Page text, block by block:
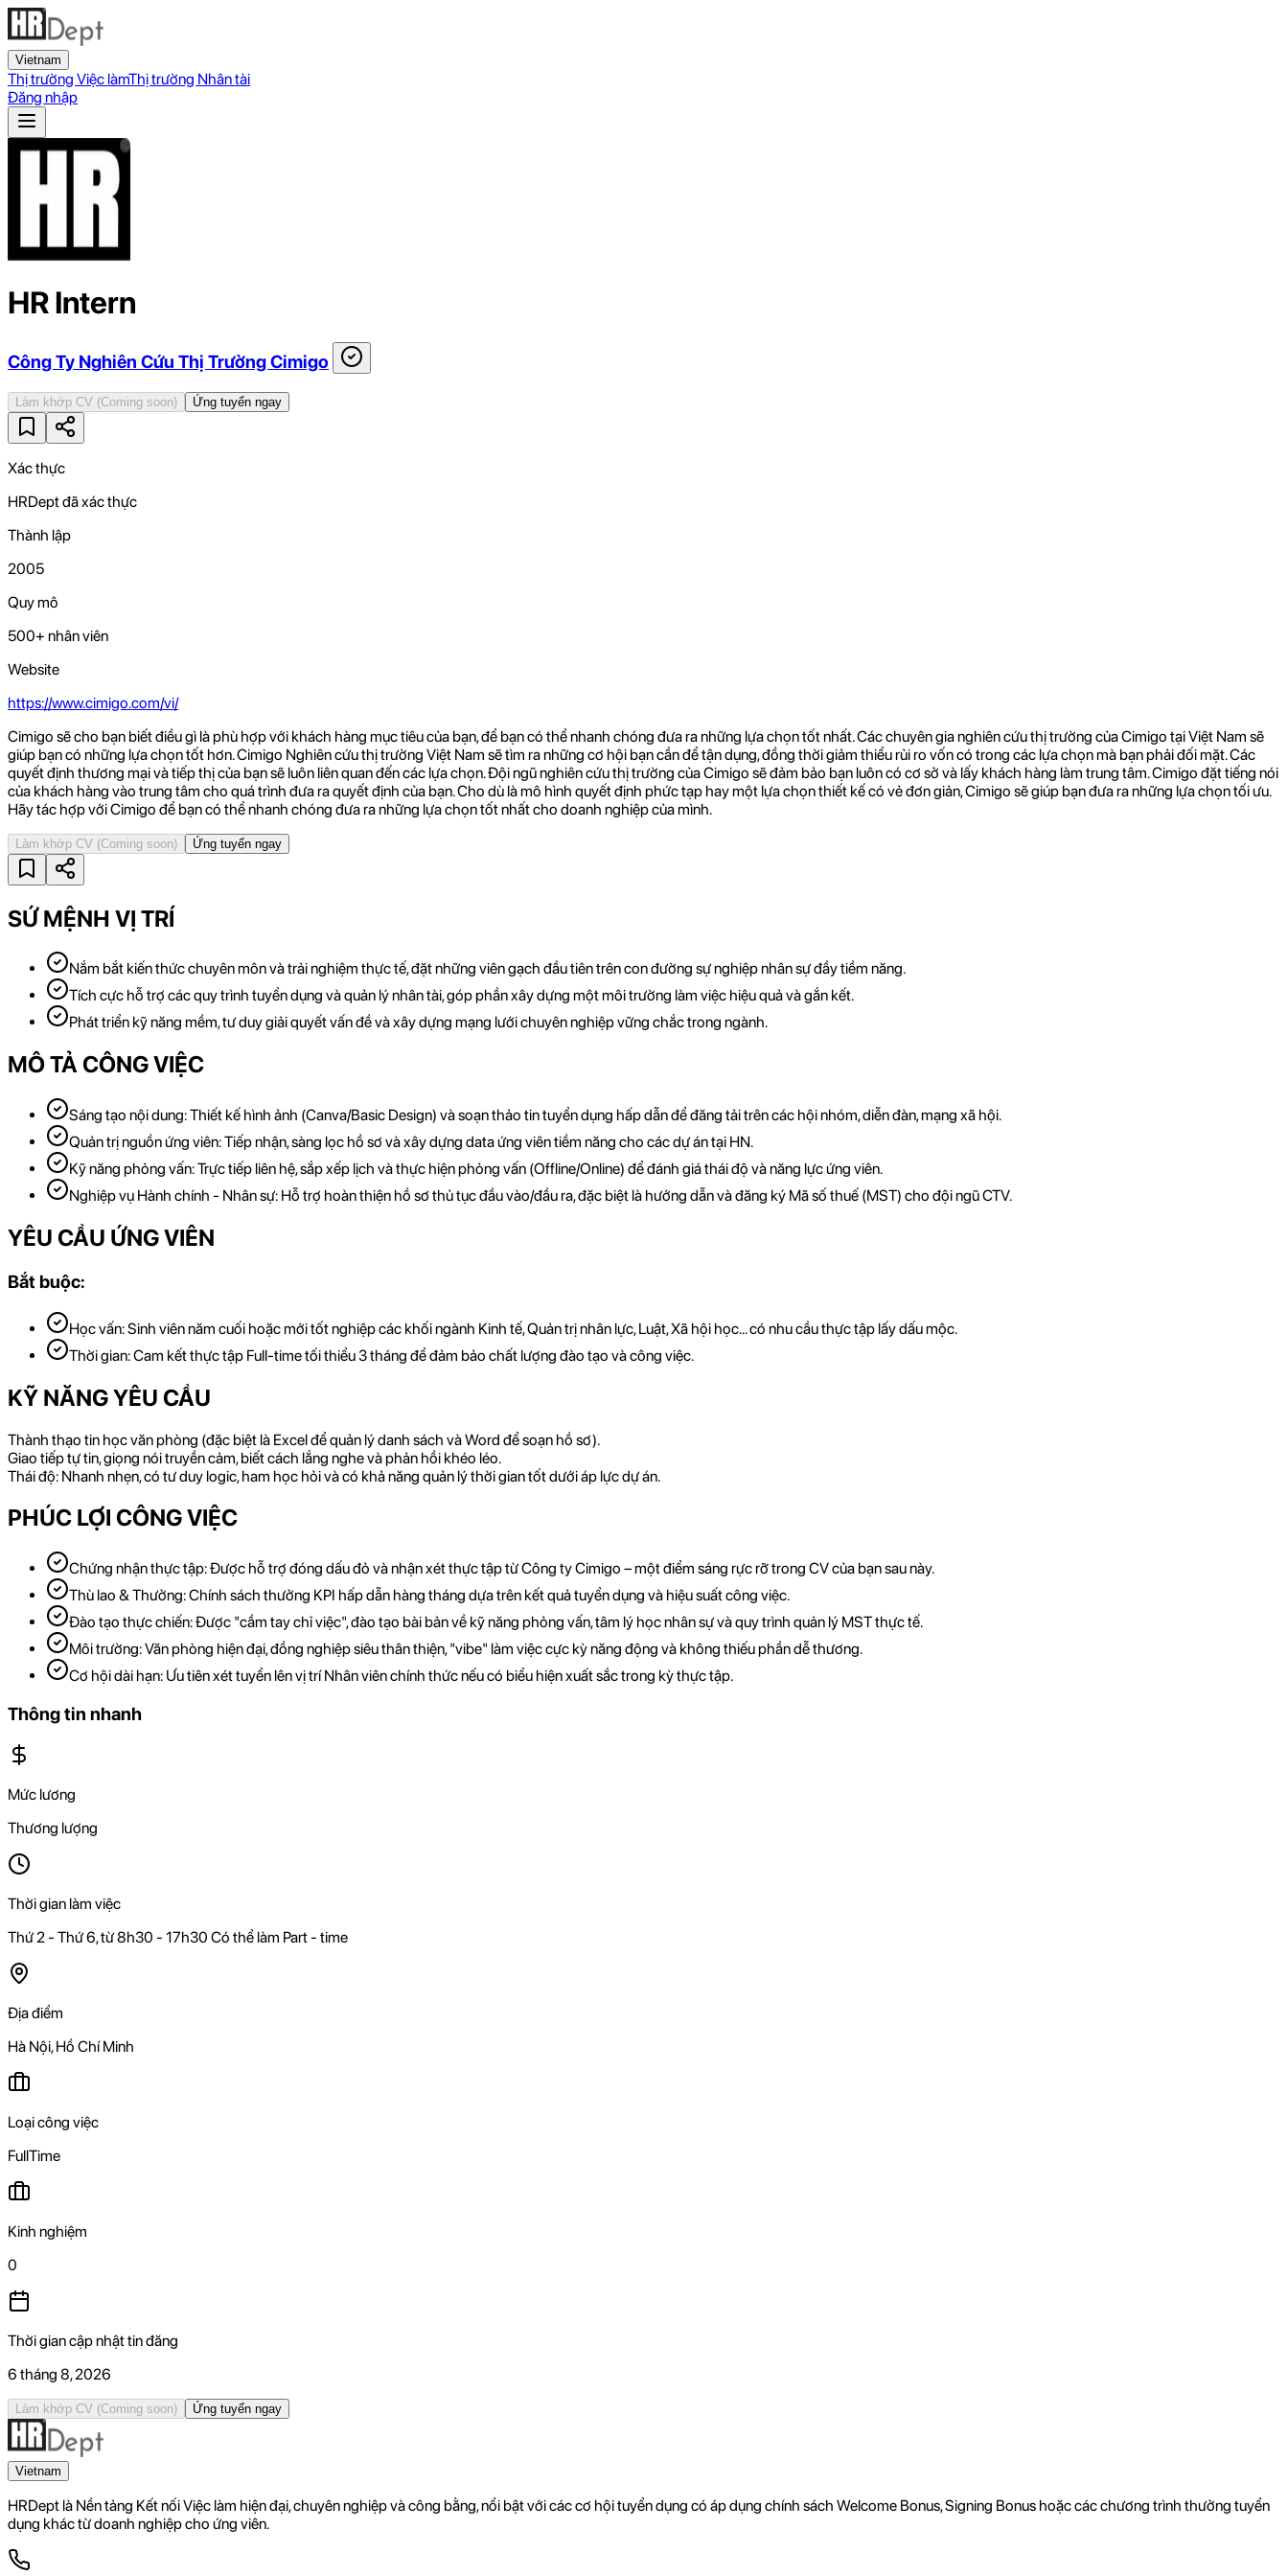
Vietnam
Thị trường Việc làmThị trường Nhân tài
Đăng nhập
HR Intern
Công Ty Nghiên Cứu Thị Trường Cimigo
Làm khớp CV (Coming soon) Ứng tuyển ngay
Xác thực
HRDept đã xác thực
Thành lập
2005
Quy mô
500+ nhân viên
Website
https://www.cimigo.com/vi/
Cimigo sẽ cho bạn biết điều gì là phù hợp với khách hàng mục tiêu của bạn, để bạn có thể nhanh chóng đưa ra những lựa chọn tốt nhất. Các chuyên gia nghiên cứu thị trường của Cimigo tại Việt Nam sẽ
giúp bạn có những lựa chọn tốt hơn. Cimigo Nghiên cứu thị trường Việt Nam sẽ tìm ra những cơ hội bạn cần để tận dụng, đồng thời giảm thiểu rủi ro vốn có trong các lựa chọn mà bạn phải đối mặt. Các
quyết định thương mại và tiếp thị của bạn sẽ luôn liên quan đến các lựa chọn. Đội ngũ nghiên cứu thị trường của Cimigo sẽ đảm bảo bạn luôn có cơ sở và lấy khách hàng làm trung tâm. Cimigo đặt tiếng nói
của khách hàng vào trung tâm cho quá trình đưa ra quyết định của bạn. Cho dù là mô hình quyết định phức tạp hay một lựa chọn thiết kế có vẻ đơn giản, Cimigo sẽ giúp bạn đưa ra những lựa chọn tối ưu.
Hãy tác hợp với Cimigo để bạn có thể nhanh chóng đưa ra những lựa chọn tốt nhất cho doanh nghiệp của mình.
Làm khớp CV (Coming soon) Ứng tuyển ngay
SỨ MỆNH VỊ TRÍ
Nắm bắt kiến thức chuyên môn và trải nghiệm thực tế, đặt những viên gạch đầu tiên trên con đường sự nghiệp nhân sự đầy tiềm năng.
Tích cực hỗ trợ các quy trình tuyển dụng và quản lý nhân tài, góp phần xây dựng một môi trường làm việc hiệu quả và gắn kết.
Phát triển kỹ năng mềm, tư duy giải quyết vấn đề và xây dựng mạng lưới chuyên nghiệp vững chắc trong ngành.
MÔ TẢ CÔNG VIỆC
Sáng tạo nội dung: Thiết kế hình ảnh (Canva/Basic Design) và soạn thảo tin tuyển dụng hấp dẫn để đăng tải trên các hội nhóm, diễn đàn, mạng xã hội.
Quản trị nguồn ứng viên: Tiếp nhận, sàng lọc hồ sơ và xây dựng data ứng viên tiềm năng cho các dự án tại HN.
Kỹ năng phỏng vấn: Trực tiếp liên hệ, sắp xếp lịch và thực hiện phỏng vấn (Offline/Online) để đánh giá thái độ và năng lực ứng viên.
Nghiệp vụ Hành chính - Nhân sự: Hỗ trợ hoàn thiện hồ sơ thủ tục đầu vào/đầu ra, đặc biệt là hướng dẫn và đăng ký Mã số thuế (MST) cho đội ngũ CTV.
YÊU CẦU ỨNG VIÊN
Bắt buộc:
Học vấn: Sinh viên năm cuối hoặc mới tốt nghiệp các khối ngành Kinh tế, Quản trị nhân lực, Luật, Xã hội học... có nhu cầu thực tập lấy dấu mộc.
Thời gian: Cam kết thực tập Full-time tối thiểu 3 tháng để đảm bảo chất lượng đào tạo và công việc.
KỸ NĂNG YÊU CẦU
Thành thạo tin học văn phòng (đặc biệt là Excel để quản lý danh sách và Word để soạn hồ sơ).
Giao tiếp tự tin, giọng nói truyền cảm, biết cách lắng nghe và phản hồi khéo léo.
Thái độ: Nhanh nhẹn, có tư duy logic, ham học hỏi và có khả năng quản lý thời gian tốt dưới áp lực dự án.
PHÚC LỢI CÔNG VIỆC
Chứng nhận thực tập: Được hỗ trợ đóng dấu đỏ và nhận xét thực tập từ Công ty Cimigo – một điểm sáng rực rỡ trong CV của bạn sau này.
Thù lao & Thưởng: Chính sách thưởng KPI hấp dẫn hàng tháng dựa trên kết quả tuyển dụng và hiệu suất công việc.
Đào tạo thực chiến: Được "cầm tay chỉ việc", đào tạo bài bản về kỹ năng phỏng vấn, tâm lý học nhân sự và quy trình quản lý MST thực tế.
Môi trường: Văn phòng hiện đại, đồng nghiệp siêu thân thiện, "vibe" làm việc cực kỳ năng động và không thiếu phần dễ thương.
Cơ hội dài hạn: Ưu tiên xét tuyển lên vị trí Nhân viên chính thức nếu có biểu hiện xuất sắc trong kỳ thực tập.
Thông tin nhanh
Mức lương
Thương lượng
Thời gian làm việc
Thứ 2 - Thứ 6, từ 8h30 - 17h30 Có thể làm Part - time
Địa điểm
Hà Nội, Hồ Chí Minh
Loại công việc
FullTime
Kinh nghiệm
0
Thời gian cập nhật tin đăng
6 tháng 8, 2026
Làm khớp CV (Coming soon) Ứng tuyển ngay
Vietnam
HRDept là Nền tảng Kết nối Việc làm hiện đại, chuyên nghiệp và công bằng, nổi bật với các cơ hội tuyển dụng có áp dụng chính sách Welcome Bonus, Signing Bonus hoặc các chương trình thưởng tuyển
dụng khác từ doanh nghiệp cho ứng viên.